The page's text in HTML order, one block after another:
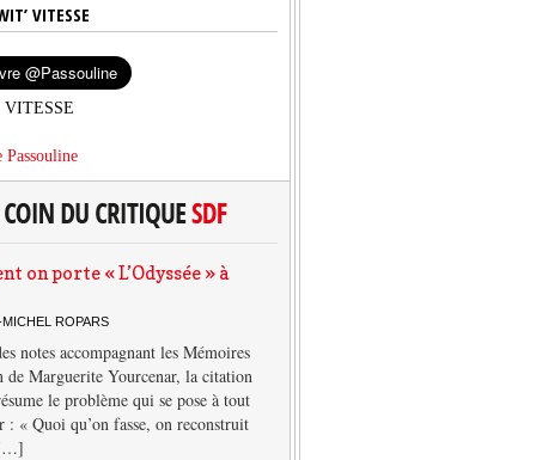
VITESSE
VITESSE
Passouline
on porte « L’Odyssée » à
ROPARS
notes accompagnant les Mémoires
de Marguerite Yourcenar, la citation
le problème qui se pose à tout
: « Quoi qu’on fasse, on reconstruit